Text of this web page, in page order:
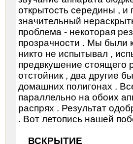
открытость середины , и
значительный
проблема - некоторая
прозрачности . Мы были
никто не испытывал ,
предвкушение стоящего
отстойник , два другие
домашних полигонах .
параллельно на обоих
распрях . Результат
. Вот летопись нашей
ВСКРЫТИЕ